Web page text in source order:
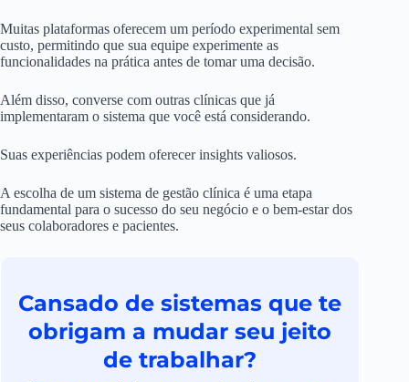
Muitas plataformas oferecem um período experimental sem
custo, permitindo que sua equipe experimente as
funcionalidades na prática antes de tomar uma decisão.
Além disso, converse com outras clínicas que já
implementaram o sistema que você está considerando.
Suas experiências podem oferecer insights valiosos.
A escolha de um sistema de gestão clínica é uma etapa
fundamental para o sucesso do seu negócio e o bem-estar dos
seus colaboradores e pacientes.
Cansado de sistemas que te
obrigam a mudar seu jeito
de trabalhar?